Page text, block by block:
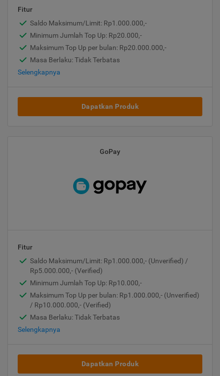
Fitur
Saldo Maksimum/Limit: Rp1.000.000,-
Minimum Jumlah Top Up: Rp20.000,-
Maksimum Top Up per bulan: Rp20.000.000,-
Masa Berlaku: Tidak Terbatas
Selengkapnya
Dapatkan Produk
GoPay
Fitur
Saldo Maksimum/Limit: Rp1.000.000,- (Unverified) /
Rp5.000.000,- (Verified)
Minimum Jumlah Top Up: Rp10.000,-
Maksimum Top Up per bulan: Rp1.000.000,- (Unverified)
/ Rp10.000.000,- (Verified)
Masa Berlaku: Tidak Terbatas
Selengkapnya
Dapatkan Produk